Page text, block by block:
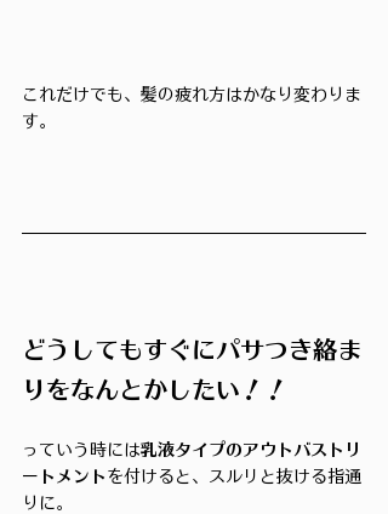
これだけでも、髪の疲れ方はかなり変わりま
す。
どうしてもすぐにパサつき絡ま
りをなんとかしたい！！
っていう時には乳液タイプのアウトバストリ
ートメント を付けると、スルリと抜ける指通
りに。